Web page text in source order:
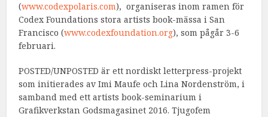
(www.codexpolaris.com), organiseras inom ramen för
Codex Foundations stora artists book-mässa i San
Francisco (www.codexfoundation.org), som pågår 3-6
februari.
POSTED/UNPOSTED är ett nordiskt letterpress-projekt
som initierades av Imi Maufe och Lina Nordenström, i
samband med ett artists book-seminarium i
Grafikverkstan Godsmagasinet 2016. Tjugofem